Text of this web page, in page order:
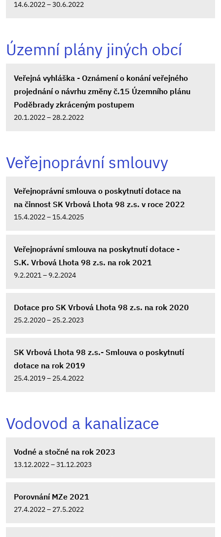
14.6.2022 – 30.6.2022
Územní plány jiných obcí
Veřejná vyhláška - Oznámení o konání veřejného
projednání o návrhu změny č.15 Územního plánu
Poděbrady zkráceným postupem
20.1.2022 – 28.2.2022
Veřejnoprávní smlouvy
Veřejnoprávní smlouva o poskytnutí dotace na
na činnost SK Vrbová Lhota 98 z.s. v roce 2022
15.4.2022 – 15.4.2025
Veřejnoprávní smlouva na poskytnutí dotace -
S.K. Vrbová Lhota 98 z.s. na rok 2021
9.2.2021 – 9.2.2024
Dotace pro SK Vrbová Lhota 98 z.s. na rok 2020
25.2.2020 – 25.2.2023
SK Vrbová Lhota 98 z.s.- Smlouva o poskytnutí
dotace na rok 2019
25.4.2019 – 25.4.2022
Vodovod a kanalizace
Vodné a stočné na rok 2023
13.12.2022 – 31.12.2023
Porovnání MZe 2021
27.4.2022 – 27.5.2022